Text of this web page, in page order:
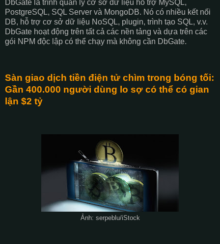
DbGate là trình quản lý cơ sở dữ liệu hỗ trợ MySQL,
PostgreSQL, SQL Server và MongoDB. Nó có nhiều kết nối
DB, hỗ trợ cơ sở dữ liệu NoSQL, plugin, trình tạo SQL, v.v.
DbGate hoạt động trên tất cả các nền tảng và dựa trên các
gói NPM độc lập có thể chạy mà không cần DbGate.
Sàn giao dịch tiền điện tử chìm trong bóng tối:
Gần 400.000 người dùng lo sợ có thể có gian
lận $2 tỷ
Ảnh: serpeblu/iStock